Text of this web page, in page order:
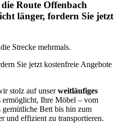
Route Offenbach
länger, fordern Sie jetzt
Strecke mehrmals.
Sie jetzt kostenfreie Angebote
stolz auf unserweitläufiges
ermöglicht, Ihre Möbel – vom
gemütliche Bett bis hin zum
und effizient zu transportieren.